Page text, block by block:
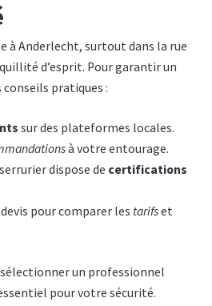
à Anderlecht, surtout dans la rue
d’esprit. Pour garantir un
conseils pratiques :
sur des plateformes locales.
à votre entourage.
dispose de certifications
pour comparer les tarifset
un professionnel
pour votre sécurité.